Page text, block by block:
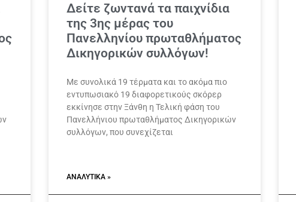
Δείτε ζωντανά τα παιχνίδια
της 3ης μέρας του
Πανελληνίου πρωταθλήματος
Δικηγορικών συλλόγων!
Με συνολικά 19 τέρματα και το ακόμα πιο
εντυπωσιακό 19 διαφορετικούς σκόρερ
εκκίνησε στην Ξάνθη η Τελική φάση του
Πανελλήνιου πρωταθλήματος Δικηγορικών
συλλόγων, που συνεχίζεται
ΑΝΑΛΥΤΙΚΆ »